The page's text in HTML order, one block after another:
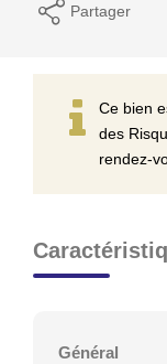
Partager
Ce bien
des
rendez-
Général